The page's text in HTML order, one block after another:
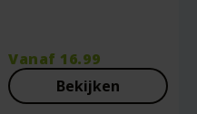
Vanaf 16.99
Bekijken